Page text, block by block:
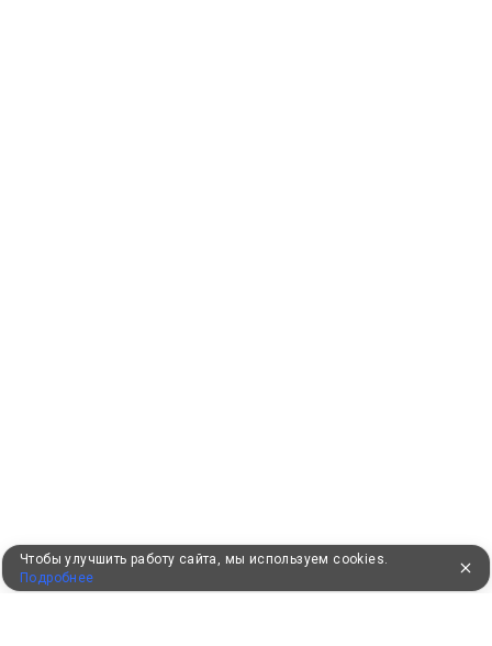
Чтобы улучшить работу сайта, мы используем cookies.
Подробнее